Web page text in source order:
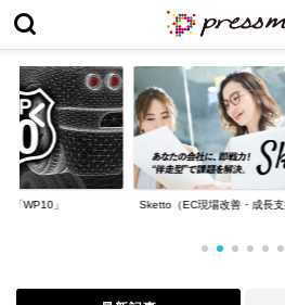
・成長支援）
なぜ、アパレル卸の現場は「